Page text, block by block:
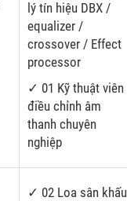
lý tín hiệu DBX /
equalizer /
crossover / Effect
processor
✓ 01 Kỹ thuật viên
điều chỉnh âm
thanh chuyên
nghiệp
✓ 02 Loa sân khấu